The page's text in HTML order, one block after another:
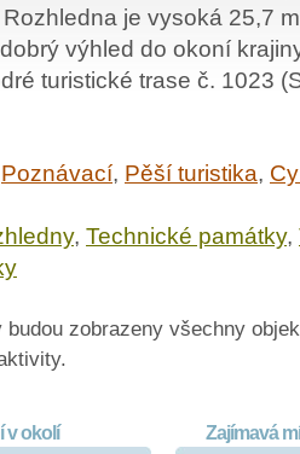
je vysoká 25,7
výhled do okoní
turistické trase č. 1023
Poznávací, Pěší turistika,
, Technické památky,
zobrazeny všechny
v okolí Zajímavá